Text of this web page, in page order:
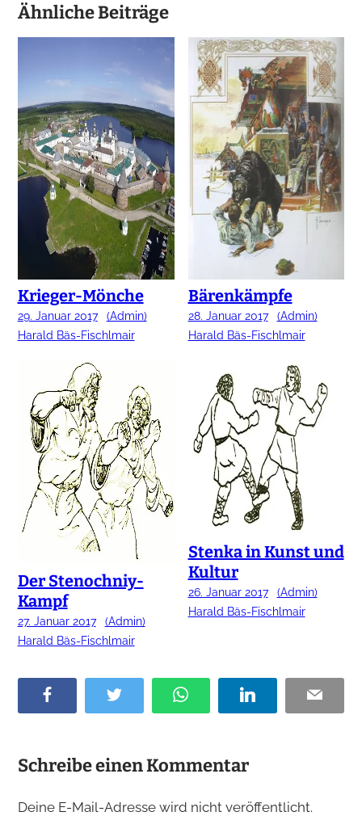
Ähnliche Beiträge
Krieger-Mönche
29. Januar 2017
(Admin)
Harald Bäs-Fischlmair
Bärenkämpfe
28. Januar 2017
(Admin)
Harald Bäs-Fischlmair
Der Stenochniy-
Kampf
27. Januar 2017
(Admin)
Harald Bäs-Fischlmair
Stenka in Kunst und
Kultur
26. Januar 2017
(Admin)
Harald Bäs-Fischlmair
a
b
o
T
w
t
r
W
h
s
p
L
i
I
E
m
Schreibe einen Kommentar
Deine E-Mail-Adresse wird nicht veröffentlicht.